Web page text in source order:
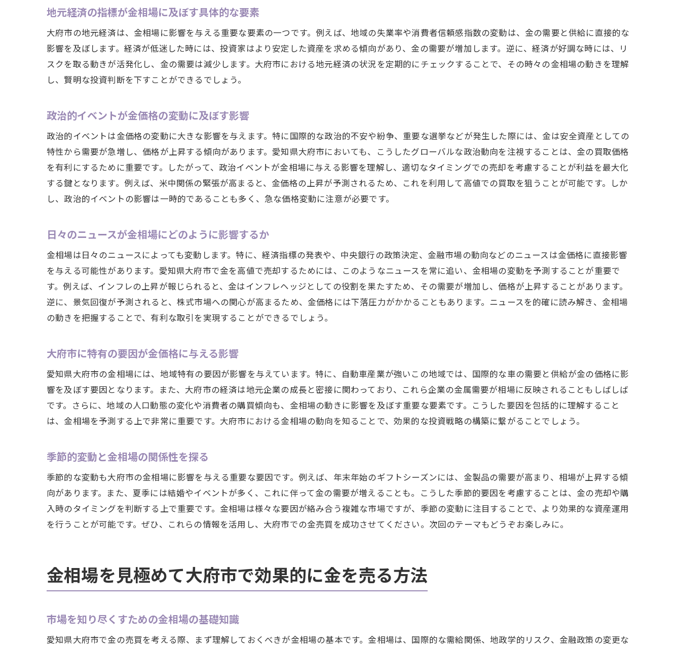
大府市での金相場情報の収集方法
高値買取を実現するための事前準備
買取業者との交渉を成功させるためのコツ
金の品質を最大限にアピールする方法
市場価格に基づいた価値ある売却の実現
愛知県大府市の地元経済が金相場に与える影響とは
地元経済の活性化が金相場に及ぼす影響
大府市の経済指標が金価格を左右するメカニズム
地域産業の動向と金相場の関連性を探る
経済イベントが大府市の金市場に与える波及効果
地元経済の変化が投資心理に与える影響
市場トレンドを読むための鍵となる指標
金相場のピークを見極めるための分析方法
売却に最適な時期を選ぶための戦略
リアルタイム情報を活用して売却タイミングを最適化
売却のタイミングを決定する外部要因
世界経済の動向と愛知県大府市の金相場の関係性を読み解く
国際政局が金相場に与える影響を分析する
グローバル経済の動きと大府市の金価格の関連性
国際貿易の変化が地元金市場に及ぼす影響
世界経済と金価格の相互作用を理解する
大府市の金取引で成功するための市場情報と戦略
成功するための市場情報収集のテクニック
リスクとリターンを管理する売買戦略
市場データを活用した取引の実践
効率的な資産運用のための金取引戦略
金相場の知識を活用して愛知県大府市で利益を最大化する方法
金相場の基本をマスターし利益を最大化
地元経済の指標が金相場に及ぼす具体的な要素
大府市の地元経済は、金相場に影響を与える重要な要素の一つです。例えば、地域の失業率や消費者信頼感指数の変動は、金の需要と供給に直接的な
影響を及ぼします。経済が低迷した時には、投資家はより安定した資産を求める傾向があり、金の需要が増加します。逆に、経済が好調な時には、リ
スクを取る動きが活発化し、金の需要は減少します。大府市における地元経済の状況を定期的にチェックすることで、その時々の金相場の動きを理解
し、賢明な投資判断を下すことができるでしょう。
政治的イベントが金価格の変動に及ぼす影響
政治的イベントは金価格の変動に大きな影響を与えます。特に国際的な政治的不安や紛争、重要な選挙などが発生した際には、金は安全資産としての
特性から需要が急増し、価格が上昇する傾向があります。愛知県大府市においても、こうしたグローバルな政治動向を注視することは、金の買取価格
を有利にするために重要です。したがって、政治イベントが金相場に与える影響を理解し、適切なタイミングでの売却を考慮することが利益を最大化
する鍵となります。例えば、米中関係の緊張が高まると、金価格の上昇が予測されるため、これを利用して高値での買取を狙うことが可能です。しか
し、政治的イベントの影響は一時的であることも多く、急な価格変動に注意が必要です。
日々のニュースが金相場にどのように影響するか
金相場は日々のニュースによっても変動します。特に、経済指標の発表や、中央銀行の政策決定、金融市場の動向などのニュースは金価格に直接影響
を与える可能性があります。愛知県大府市で金を高値で売却するためには、このようなニュースを常に追い、金相場の変動を予測することが重要で
す。例えば、インフレの上昇が報じられると、金はインフレヘッジとしての役割を果たすため、その需要が増加し、価格が上昇することがあります。
逆に、景気回復が予測されると、株式市場への関心が高まるため、金価格には下落圧力がかかることもあります。ニュースを的確に読み解き、金相場
の動きを把握することで、有利な取引を実現することができるでしょう。
大府市に特有の要因が金価格に与える影響
愛知県大府市の金相場には、地域特有の要因が影響を与えています。特に、自動車産業が強いこの地域では、国際的な車の需要と供給が金の価格に影
響を及ぼす要因となります。また、大府市の経済は地元企業の成長と密接に関わっており、これら企業の金属需要が相場に反映されることもしばしば
です。さらに、地域の人口動態の変化や消費者の購買傾向も、金相場の動きに影響を及ぼす重要な要素です。こうした要因を包括的に理解すること
は、金相場を予測する上で非常に重要です。大府市における金相場の動向を知ることで、効果的な投資戦略の構築に繋がることでしょう。
季節的変動と金相場の関係性を探る
季節的な変動も大府市の金相場に影響を与える重要な要因です。例えば、年末年始のギフトシーズンには、金製品の需要が高まり、相場が上昇する傾
向があります。また、夏季には結婚やイベントが多く、これに伴って金の需要が増えることも。こうした季節的要因を考慮することは、金の売却や購
入時のタイミングを判断する上で重要です。金相場は様々な要因が絡み合う複雑な市場ですが、季節の変動に注目することで、より効果的な資産運用
を行うことが可能です。ぜひ、これらの情報を活用し、大府市での金売買を成功させてください。次回のテーマもどうぞお楽しみに。
金相場を見極めて大府市で効果的に金を売る方法
市場を知り尽くすための金相場の基礎知識
愛知県大府市で金の売買を考える際、まず理解しておくべきが金相場の基本です。金相場は、国際的な需給関係、地政学的リスク、金融政策の変更な